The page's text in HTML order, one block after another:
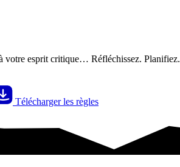
votre esprit critique… Réfléchissez. Planifiez.
Télécharger les règles